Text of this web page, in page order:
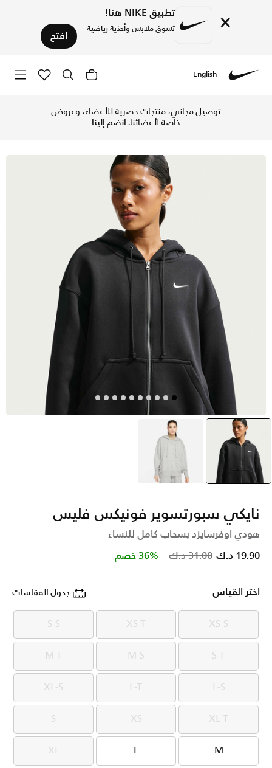
× تطبيق NIKE هنا!
تسوق ملابس وأحذية رياضية افتح
English
توصيل مجاني، منتجات حصرية للأعضاء، وعروض
خاصة لأعضائنا.انضم إلينا
selected
أسود رمادي
نايكي سبورتسوير فونيكس فليس
هودي اوفرسايزد بسحاب كامل للنساء
Price reduced from
31.00 د.ك to 19.90 د.ك 36% خصم
اختر القياس جدول المقاسات
XS-S
XS-S
XS-T
XS-T
S-S
S-S
S-T
S-T
M-S
M-S
M-T
M-T
L-S
L-S
L-T
L-T
XL-S
XL-S
XL-T
XL-T
XS
XS
S
S
M
M
L
L
XL
XL